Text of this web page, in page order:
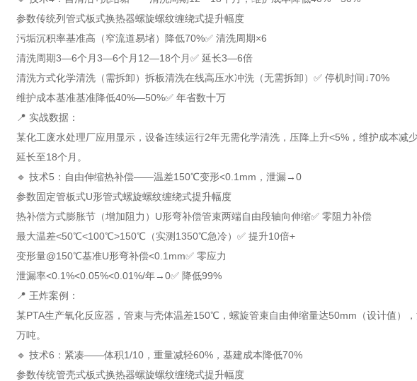
参数传统列管式板式换热器螺旋螺纹缠绕式提升幅度
污垢沉积率基准高（窄流道易堵） 降低70%✅ 清洗周期×6
清洗周期3—6个月3—6个月 12—18个月✅ 延长3—6倍
清洗方式化学清洗（需拆卸） 拆板清洗在线高压水冲洗（无需拆卸） ✅ 停机时间↓70%
维护成本基准基准降低40%—50%✅ 年省数十万
📍 实战数据：
某化工废水处理厂应用显示，设备连续运行2年无需化学清洗，压降上升<5%，维护成本减
延长至18个月。
🔹 技术5：自由伸缩热补偿——温差150℃变形<0.1mm，泄漏→0
参数固定管板式U形管式螺旋螺纹缠绕式提升幅度
热补偿方式膨胀节（增加阻力） U形弯补偿管束两端自由段轴向伸缩✅ 零阻力补偿
最大温差<50℃<100℃>150℃（实测1350℃急冷） ✅ 提升10倍+
变形量@150℃基准U形弯补偿<0.1mm✅ 零应力
泄漏率<0.1%<0.05%<0.01%/年→0✅ 降低99%
📍 王炸案例：
某PTA生产氧化反应器，管束与壳体温差150℃，螺旋管束自由伸缩量达50mm（设计值）
万吨。
🔹 技术6：紧凑——体积1/10，重量减轻60%，基建成本降低70%
参数传统管壳式板式换热器螺旋螺纹缠绕式提升幅度